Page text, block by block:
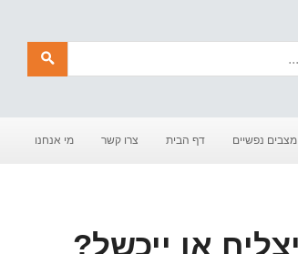
חיפוש
מצבים נפשיים דף הבית צרו קשר מי אנחנו